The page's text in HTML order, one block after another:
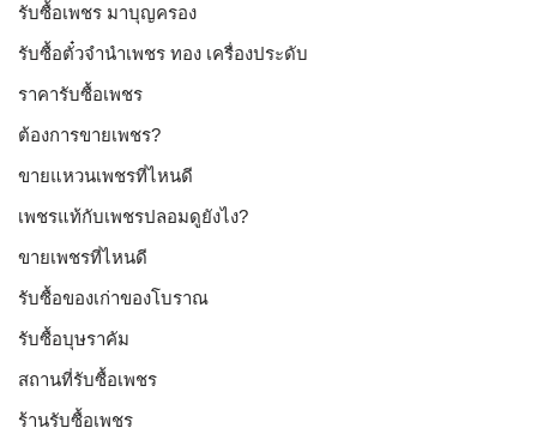
รับซื้อเพชร มาบุญครอง
รับซื้อตั๋วจำนำเพชร ทอง เครื่องประดับ
ราคารับซื้อเพชร
ต้องการขายเพชร?
ขายแหวนเพชรที่ไหนดี
เพชรแท้กับเพชรปลอมดูยังไง?
ขายเพชรที่ไหนดี
รับซื้อของเก่าของโบราณ
รับซื้อบุษราคัม
สถานที่รับซื้อเพชร
ร้านรับซื้อเพชร